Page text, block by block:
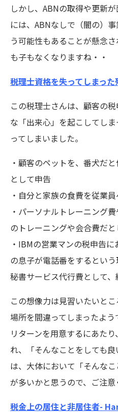
しかし、ABNの取得や更新
には、ABNなしで（闇の）
う可能性もあることが懸念
も子もなくなりますね・・
税理士資格を失ってしまった
この税理士さんは、顧客の
な「出来心」を起こしてし
ってしまいました。
・顧客のペットを、番犬だ
として申告
・自分と家族の食費を従業
・パーソナルトレーニング
のトレーニングや会合費だ
・IBMの営業マンの税申告
の息子が電話番をするとい
秘書サービス代行費として、
この想像力は見習いたいと
場所を間違ってしまったよ
リターンを用意するにあた
れ、「そんなことをしても
は、大体において「そんな
が多いかと思うので、ご注意
税金上の居住と非居住者-